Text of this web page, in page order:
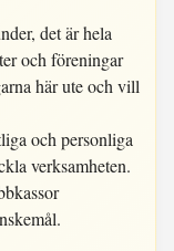
det är hela
och föreningar
här ute och vill
och personliga
verksamheten.